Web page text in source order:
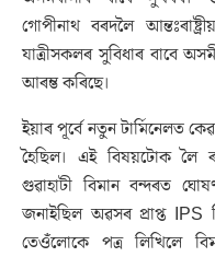
গোপীনাথ বৰদলৈ
যাত্ৰীসকলৰ সুবিধাৰ বাবে
আৰম্ভ কৰিছে।
ইয়াৰ পূৰ্বে নতুন টাৰ্মিনেলত
হৈছিল। এই বিষয়টোক লৈ
গুৱাহাটী বিমান বন্দৰত
জনাইছিল অৱসৰ প্ৰাপ্ত
তেওঁলোকে পত্ৰ লিখিলে